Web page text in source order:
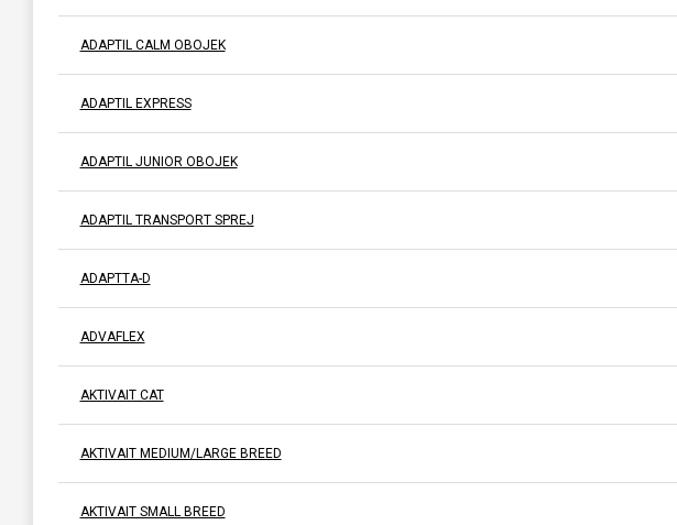
ADAPTIL CALM OBOJEK
ADAPTIL EXPRESS
ADAPTIL JUNIOR OBOJEK
ADAPTIL TRANSPORT SPREJ
ADAPTTA-D
ADVAFLEX
AKTIVAIT CAT
AKTIVAIT MEDIUM/LARGE BREED
AKTIVAIT SMALL BREED